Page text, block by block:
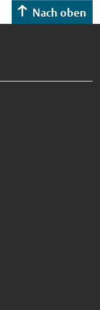
Nach oben